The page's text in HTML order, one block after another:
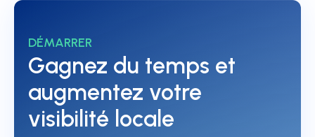
DÉMARRER
Gagnez du temps et
augmentez votre
visibilité locale